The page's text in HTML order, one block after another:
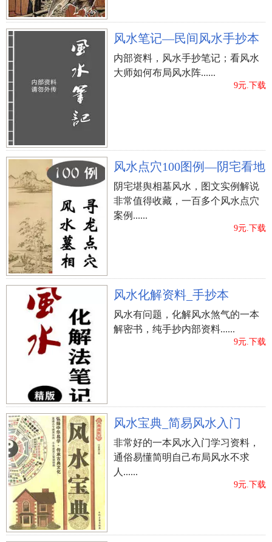
眼睛斜视
这类女士的双眼呈略微内斜视之态，一般意味着
他们感情丰富多彩。或许，内斜视也是天生后天性
之分，假若并不是由于天生的人体缘故，只是后天
性培养的习惯性，那充分证明了这种类的女士具备
成熟期妩媚动人的风流韵事气场，虽能必须水平上
吸引女生，可是却不容易给与异性朋友归属感。
凭眼形来分辨女士对感情的心态，只是是相学里
单独的1个层面，能观大致之性情，想要论其命，看
其运，得融合总体脸相，本人四柱八字等来判断。
面相点评井柏然 看鼻翼知财运面相 射线和平面相交
上一篇：怎样观查男生是不是有婚后出轨
风水笔记—民间风水手抄本
内部资料，风水手抄笔记；看风水
大师如何布局风水阵......
9元.下载
风水点穴100图例—阴宅看地
阴宅堪舆相墓风水，图文实例解说
非常值得收藏，一百多个风水点穴
案例......
9元.下载
风水化解资料_手抄本
风水有问题，化解风水煞气的一本
解密书，纯手抄内部资料......
9元.下载
风水宝典_简易风水入门
非常好的一本风水入门学习资料，
通俗易懂简明自己布局风水不求
人......
9元.下载